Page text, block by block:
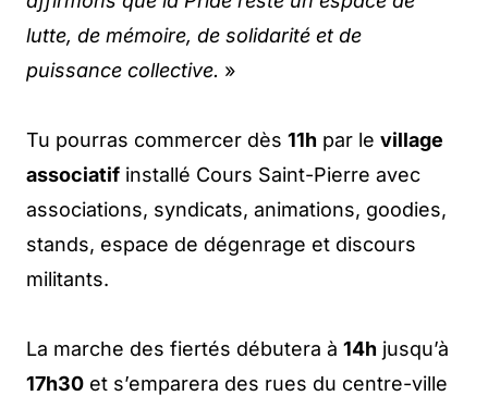
lutte, de mémoire, de solidarité et de
puissance collective. »
Tu pourras commercer dès 11h par le village
associatif installé Cours Saint-Pierre avec
associations, syndicats, animations, goodies,
stands, espace de dégenrage et discours
militants.
La marche des fiertés débutera à 14h jusqu’à
17h30 et s’emparera des rues du centre-ville